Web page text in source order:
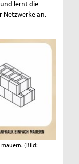
lernt die
an.
(Bild: